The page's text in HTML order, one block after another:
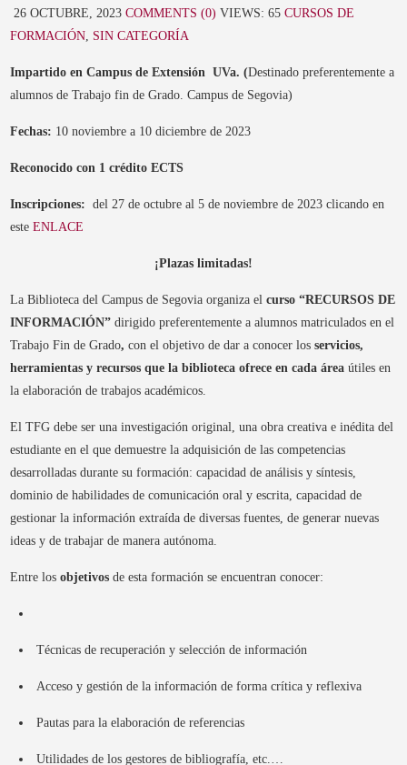
26 OCTUBRE, 2023COMMENTS (0) VIEWS: 65CURSOS DE
FORMACIÓN SIN CATEGORÍA
Impartido en Campus de Extensión UVa. (Destinado preferentemente a
alumnos de Trabajo fin de Grado. Campus de Segovia)
Fechas: 10 noviembre a 10 diciembre de 2023
Reconocido con 1 crédito ECTS
Inscripciones:del 27 de octubre al 5 de noviembre de 2023 clicando en
esteENLACE
¡Plazas limitadas!
La Biblioteca del Campus de Segovia organiza elcurso “RECURSOS DE
INFORMACIÓN”dirigido preferentemente a alumnos matriculados en el
Trabajo Fin de Grado,con el objetivo de dar a conocer losservicios,
herramientas y recursos que la biblioteca ofrece en cada área útiles en
la elaboración de trabajos académicos.
El TFG debe ser una investigación original, una obra creativa e inédita del
estudiante en el que demuestre la adquisición de las competencias
desarrolladas durante su formación: capacidad de análisis y síntesis,
dominio de habilidades de comunicación oral y escrita, capacidad de
gestionar la información extraída de diversas fuentes, de generar nuevas
ideas y de trabajar de manera autónoma.
Entre losobjetivos de esta formación se encuentran conocer:
Técnicas de recuperación y selección de información
Acceso y gestión de la información de forma crítica y reflexiva
Pautas para la elaboración de referencias
Utilidades de los gestores de bibliografía, etc.…